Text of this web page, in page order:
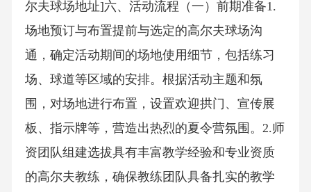
尔夫球场地址]六、活动流程（一）前期准备1.
场地预订与布置提前与选定的高尔夫球场沟
通，确定活动期间的场地使用细节，包括练习
场、球道等区域的安排。根据活动主题和氛
围，对场地进行布置，设置欢迎拱门、宣传展
板、指示牌等，营造出热烈的夏令营氛围。2.师
资团队组建选拔具有丰富教学经验和专业资质
的高尔夫教练，确保教练团队具备扎实的教学